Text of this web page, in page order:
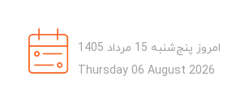
امروز پنج‌شنبه 15 مرداد 1405
Thursday 06 August 2026